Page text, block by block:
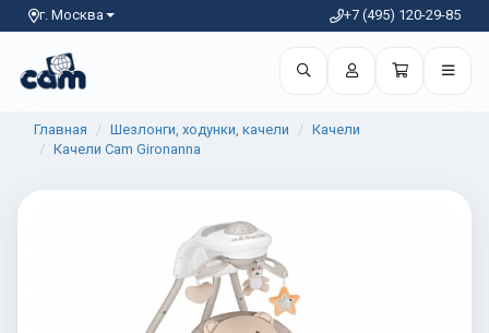
г. Москва +7 (495) 120-29-85
Главная Шезлонги, ходунки, качели
Качели
Качели Cam Gironanna